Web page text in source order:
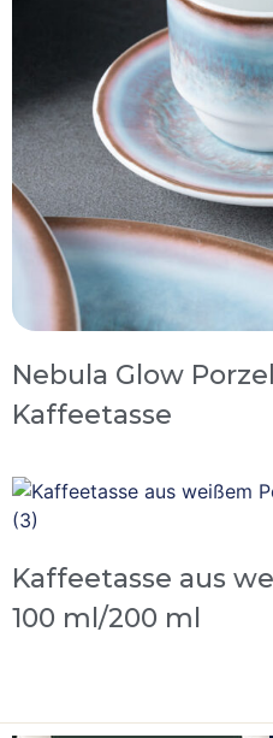
Nebula Glow
Kaffeetasse
Kaffeetasse aus
100 ml/200 ml